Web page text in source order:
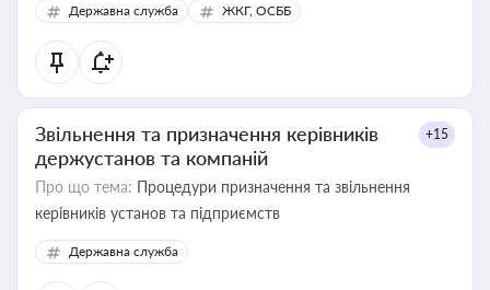
Державна служба ЖКГ, ОСББ
Звільнення та призначення керівників
держустанов та компаній
+15
Про що тема: Процедури призначення та звільнення
керівників установ та підприємств
Державна служба